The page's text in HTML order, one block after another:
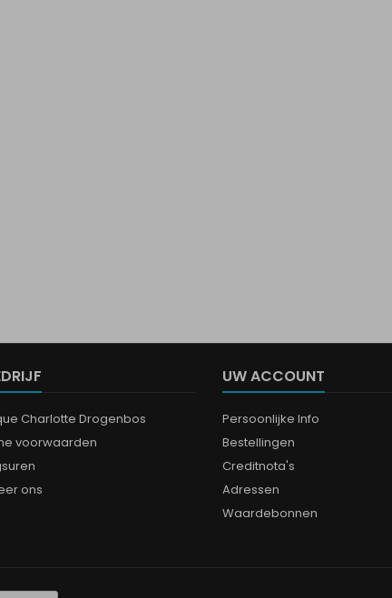
Charlotte Drogenbos
voorwaarden
ons
UW ACCOUNT
Persoonlijke Info
Bestellingen
Creditnota's
Adressen
Waardebonnen